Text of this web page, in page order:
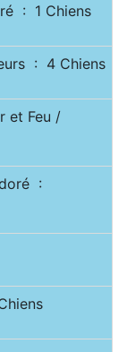
: 1 Chiens
: 4 Chiens
et Feu /
: